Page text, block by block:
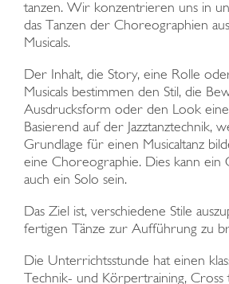
tanzen. Wir konzentrieren uns in
das Tanzen der Choreographien
Musicals.
Der Inhalt, die Story, eine Rolle
Musicals bestimmen den Stil, die
Ausdrucksform oder den Look
Basierend auf der Jazztanztechnik,
Grundlage für einen Musicaltanz
eine Choreographie. Dies kann ein
auch ein Solo sein.
Das Ziel ist, verschiedene Stile
fertigen Tänze zur Aufführung zu
Die Unterrichtsstunde hat einen
Technik- und Körpertraining,